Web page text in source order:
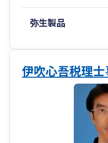
弥生製品
伊吹心吾税理